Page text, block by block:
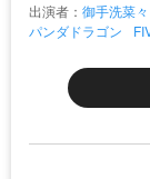
出演者： 御手洗菜々
パンダドラゴン